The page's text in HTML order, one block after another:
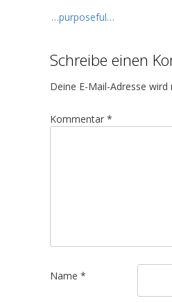
e
t
r
g
g
t
…purposeful…
Schreibe einen
Deine E-Mail-Adresse
Kommentar *
Name *